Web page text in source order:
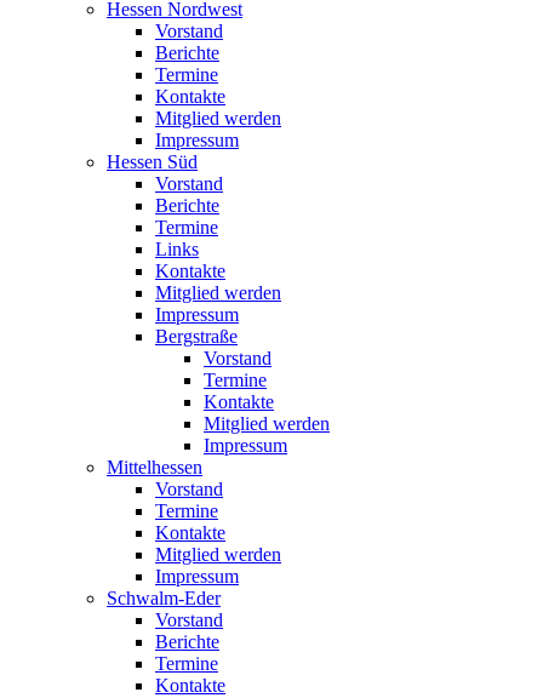
Hessen Nordwest
Vorstand
Berichte
Termine
Kontakte
Mitglied werden
Impressum
Hessen Süd
Vorstand
Berichte
Termine
Links
Kontakte
Mitglied werden
Impressum
Bergstraße
Vorstand
Termine
Kontakte
Mitglied werden
Impressum
Mittelhessen
Vorstand
Termine
Kontakte
Mitglied werden
Impressum
Schwalm-Eder
Vorstand
Berichte
Termine
Kontakte